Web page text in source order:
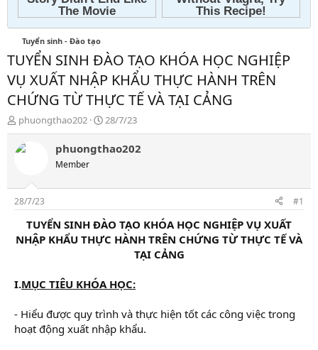
Tuyển sinh - Đào tạo
TUYỂN SINH ĐÀO TẠO KHÓA HỌC NGHIỆP
VỤ XUẤT NHẬP KHẨU THỰC HÀNH TRÊN
CHỨNG TỪ THỰC TẾ VÀ TẠI CẢNG
T
h
r
s
t
r
t
phuongthao202
N
g
à
28/7/23
phuongthao202
Member
28/7/23 #1
TUYỂN SINH ĐÀO TẠO KHÓA HỌC NGHIỆP VỤ XUẤT
NHẬP KHẨU THỰC HÀNH TRÊN CHỨNG TỪ THỰC TẾ VÀ
TẠI CẢNG
I.MỤC TIÊU KHÓA HỌC:
- Hiểu được quy trình và thực hiện tốt các công việc trong
hoạt động xuất nhập khẩu.